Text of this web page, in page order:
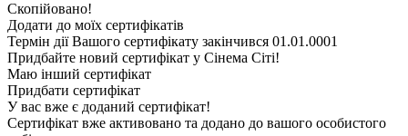
Скопійовано!
Додати до моїх сертифікатів
Термін дії Вашого сертифікату закінчився 01.01.0001
Придбайте новий сертифікат у Сінема Сіті!
Маю інший сертифікат
Придбати сертифікат
У вас вже є доданий сертифікат!
Сертифікат вже активовано та додано до вашого особистого